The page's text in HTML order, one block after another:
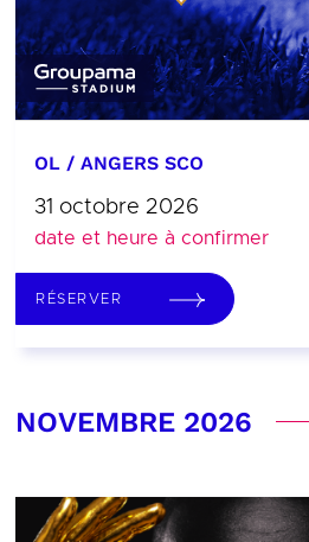
OL / ANGERS SCO
31 octobre 2026
date et heure à confirmer
RÉSERVER
NOVEMBRE 2026